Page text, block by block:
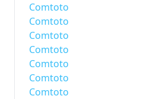
Comtoto
Comtoto
Comtoto
Comtoto
Comtoto
Comtoto
Comtoto